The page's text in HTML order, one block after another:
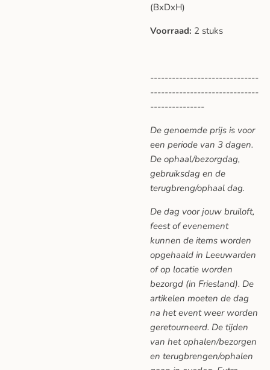
(BxDxH)
Voorraad: 2 stuks
------------------------------
------------------------------
---------------
De genoemde prijs is voor
een periode van 3 dagen.
De ophaal/bezorgdag,
gebruiksdag en de
terugbreng/ophaal dag.
De dag voor jouw bruiloft,
feest of evenement
kunnen de items worden
opgehaald in Leeuwarden
of op locatie worden
bezorgd (in Friesland). De
artikelen moeten de dag
na het event weer worden
geretourneerd. De tijden
van het ophalen/bezorgen
en terugbrengen/ophalen